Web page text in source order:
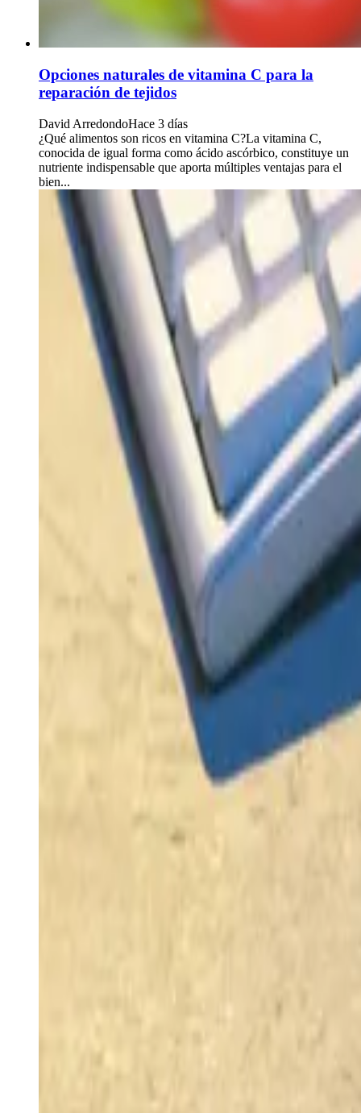
Opciones naturales de vitamina C para la
reparación de tejidos
David ArredondoHace 3 días
¿Qué alimentos son ricos en vitamina C?La vitamina C,
conocida de igual forma como ácido ascórbico, constituye un
nutriente indispensable que aporta múltiples ventajas para el
bien...